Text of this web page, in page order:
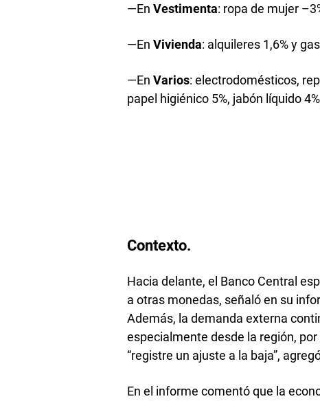
—EnVestimenta: ropa de mujer
—EnVivienda: alquileres 1,6% y
—EnVarios: electrodomésticos,
papel higiénico 5%, jabón líquido
Contexto.
Hacia delante, el Banco Central
a otras monedas, señaló en su
Además, la demanda externa
especialmente desde la región,
“registre un ajuste a la baja”,
En el informe comentó que la